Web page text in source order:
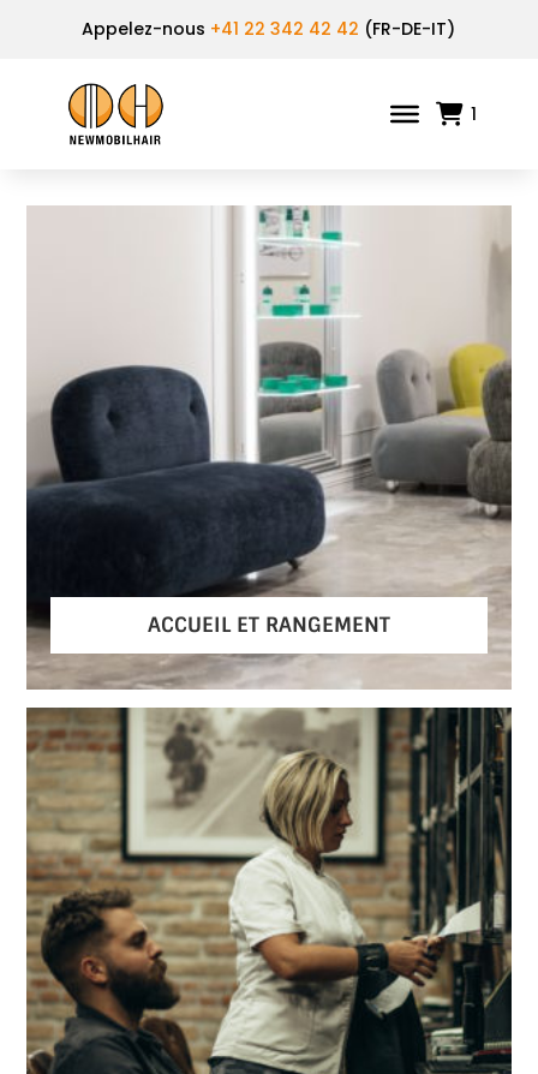
Appelez-nous +41 22 342 42 42 (FR-DE-IT)
1
ACCUEIL ET RANGEMENT